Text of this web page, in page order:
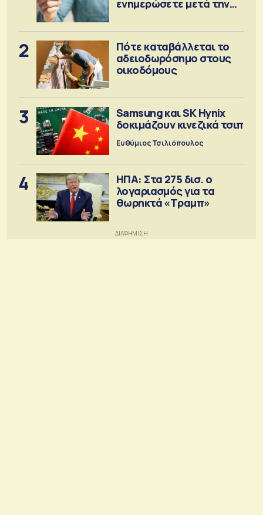
ενημερώσετε μετά την
2
Πότε καταβάλλεται το
αδειοδωρόσημο στους
οικοδόμους
3
Samsung και SK Hynix
δοκιμάζουν κινεζικά τσιπ
Ευθύμιος Τσιλιόπουλος
4
ΗΠΑ: Στα 275 δισ. ο
λογαριασμός για τα
θωρηκτά «Τραμπ»